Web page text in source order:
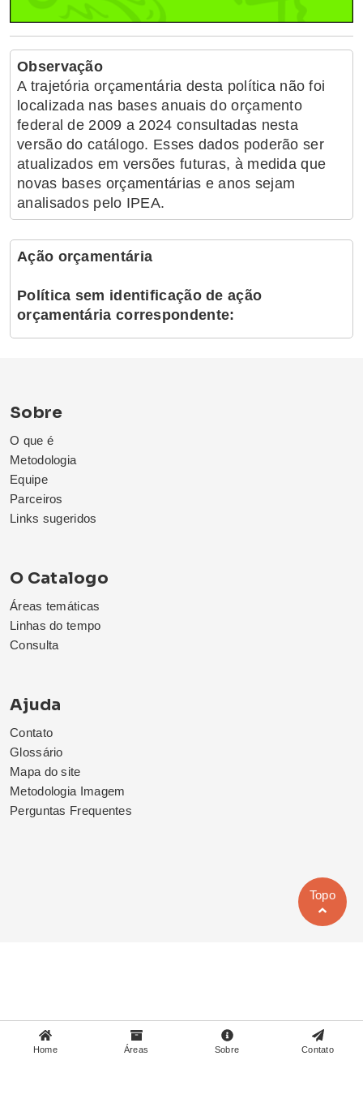
Observação
A trajetória orçamentária desta política não foi
localizada nas bases anuais do orçamento
federal de 2009 a 2024 consultadas nesta
versão do catálogo. Esses dados poderão ser
atualizados em versões futuras, à medida que
novas bases orçamentárias e anos sejam
analisados pelo IPEA.
Ação orçamentária
Política sem identificação de ação
orçamentária correspondente:
Home Áreas Sobre Contato
Sobre
O que é
Metodologia
Equipe
Parceiros
Links sugeridos
O Catalogo
Áreas temáticas
Linhas do tempo
Consulta
Ajuda
Contato
Glossário
Mapa do site
Metodologia Imagem
Perguntas Frequentes
Topo